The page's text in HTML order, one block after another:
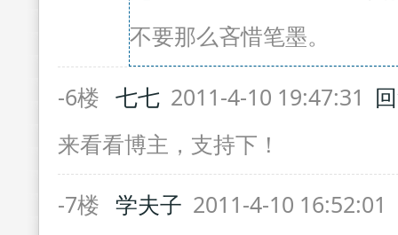
不要那么吝惜笔墨。
-6楼 七七 2011-4-10 19:47:31
来看看博主，支持下！
-7楼 学夫子 2011-4-10 16:52:01